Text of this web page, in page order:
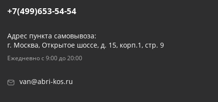
+7(499)653-54-54
Адрес пункта самовывоза:
г. Москва, Открытое шоссе, д. 15, корп.1, стр. 9
Ежедневно с 9:00 до 20:00
van@abri-kos.ru